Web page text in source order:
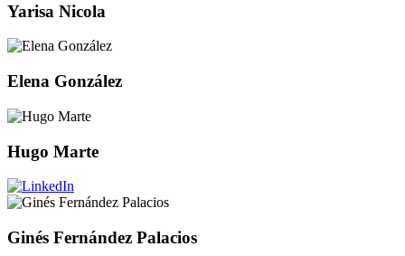
Yarisa Nicola
Elena González
Hugo Marte
Ginés Fernández Palacios